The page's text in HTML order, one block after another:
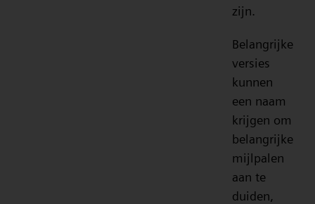
zijn.
Belangrijke
versies
kunnen
een naam
krijgen om
belangrijke
mijlpalen
aan te
duiden,